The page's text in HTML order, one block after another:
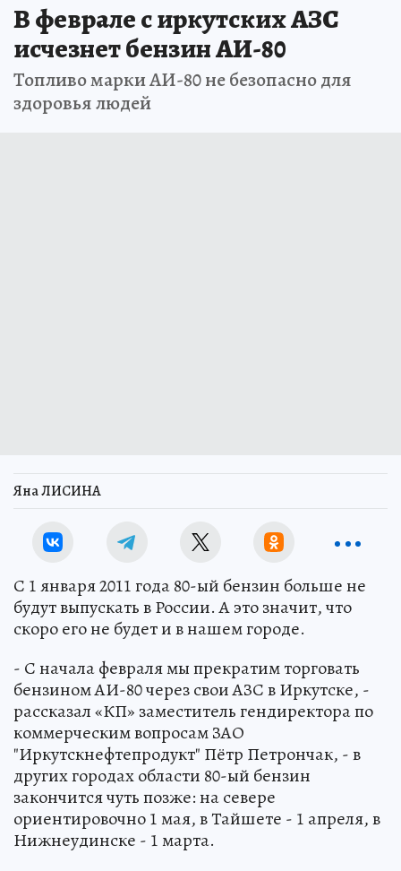
В феврале с иркутских АЗС
исчезнет бензин АИ-80
Топливо марки АИ-80 не безопасно для
здоровья людей
Яна ЛИСИНА
С 1 января 2011 года 80-ый бензин больше не
будут выпускать в России. А это значит, что
скоро его не будет и в нашем городе.
- С начала февраля мы прекратим торговать
бензином АИ-80 через свои АЗС в Иркутске, -
рассказал «КП» заместитель гендиректора по
коммерческим вопросам ЗАО
"Иркутскнефтепродукт" Пётр Петрончак, - в
других городах области 80-ый бензин
закончится чуть позже: на севере
ориентировочно 1 мая, в Тайшете - 1 апреля, в
Нижнеудинске - 1 марта.